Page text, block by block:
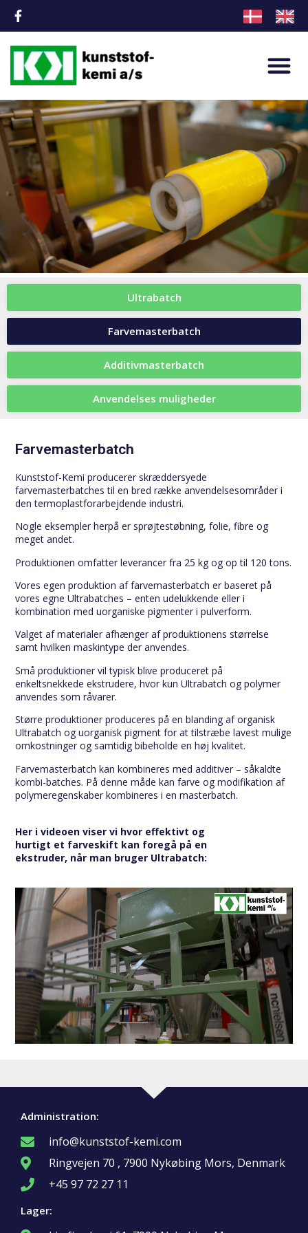
Ultrabatch
Farvemasterbatch
Additivmasterbatch
Anvendelses muligheder
Farvemasterbatch
Kunststof-Kemi producerer skræddersyede
farvemasterbatches til en bred række anvendelsesområder i
den termoplastforarbejdende industri.
Nogle eksempler herpå er sprøjtestøbning, folie, fibre og
meget andet.
Produktionen omfatter leverancer fra 25 kg og op til 120 tons.
Vores egen produktion af farvemasterbatch er baseret på
vores egne Ultrabatches – enten udelukkende eller i
kombination med uorganiske pigmenter i pulverform.
Valget af materialer afhænger af produktionens størrelse
samt hvilken maskintype der anvendes.
Små produktioner vil typisk blive produceret på
enkeltsnekkede ekstrudere, hvor kun Ultrabatch og polymer
anvendes som råvarer.
Større produktioner produceres på en blanding af organisk
Ultrabatch og uorganisk pigment for at tilstræbe lavest mulige
omkostninger og samtidig bibeholde en høj kvalitet.
Farvemasterbatch kan kombineres med additiver – såkaldte
kombi-batches. På denne måde kan farve og modifikation af
polymeregenskaber kombineres i en masterbatch.
Her i videoen viser vi hvor effektivt og
hurtigt et farveskift kan foregå på en
ekstruder, når man bruger Ultrabatch:
Administration:
info@kunststof-kemi.com
Ringvejen 70 , 7900 Nykøbing Mors, Denmark
+45 97 72 27 11
Lager: